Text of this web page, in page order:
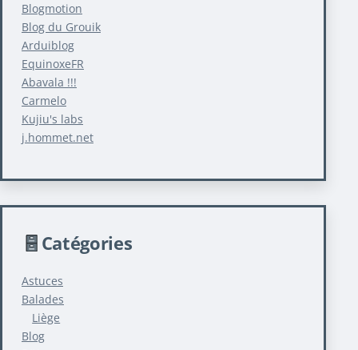
Blogmotion
Blog du Grouik
Arduiblog
EquinoxeFR
Abavala !!!
Carmelo
Kujiu's labs
j.hommet.net
Catégories
Astuces
Balades
Liège
Blog